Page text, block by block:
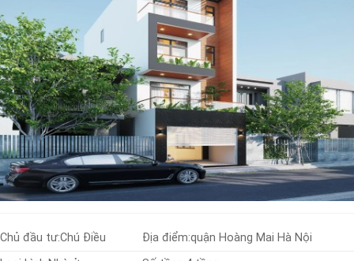
Chủ đầu tư:Chú Điều Địa điểm:quận Hoàng Mai Hà Nội